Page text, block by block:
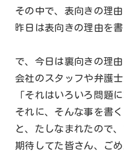
その中で、表向きの理
昨日は表向きの理由を書
で、今日は裏向きの理
会社のスタッフや弁護
「それはいろいろ問題
それに、そんな事を書
と、たしなまれたので
期待してた皆さん、ごめ